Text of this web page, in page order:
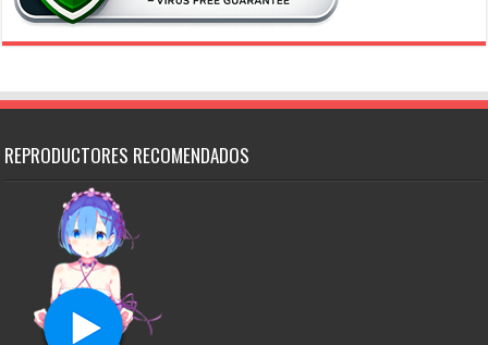
REPRODUCTORES RECOMENDADOS